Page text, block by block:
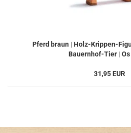
Pferd braun | Holz-Krippen-
Bauernhof-Tier |
31,95 EUR